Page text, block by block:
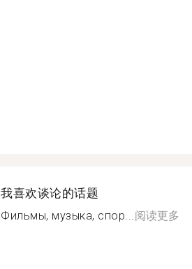
我喜欢谈论的话题
Фильмы, музыка, спор...阅读更多